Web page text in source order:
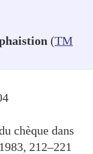
(TM
chèque dans
212–221